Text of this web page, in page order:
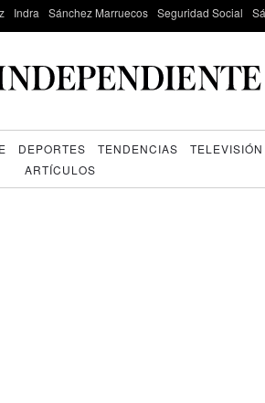
Indra Sánchez Marruecos Seguridad Social
DEPORTES TENDENCIAS TELEVISIÓN
ARTÍCULOS